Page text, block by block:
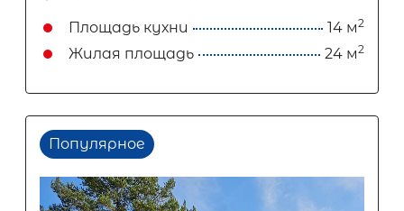
Площадь кухни 14 м2
Жилая площадь 24 м2
Популярное